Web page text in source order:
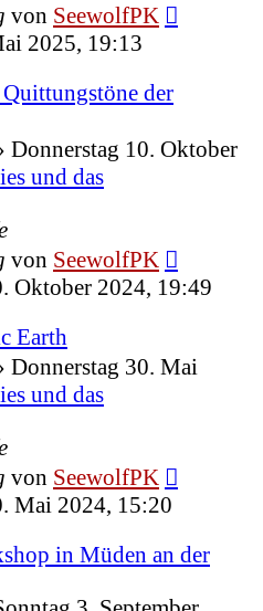
von SeewolfPK
2025, 19:13
der
Donnerstag 10. Oktober
und das
von SeewolfPK
Oktober 2024, 19:49
Earth
Donnerstag 30. Mai
und das
von SeewolfPK
Mai 2024, 15:20
in Müden an der